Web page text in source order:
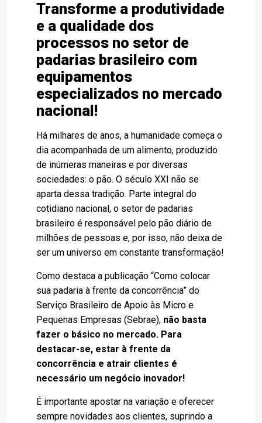
Transforme a produtividade
e a qualidade dos
processos no setor de
padarias brasileiro com
equipamentos
especializados no mercado
nacional!
Há milhares de anos, a humanidade começa o
dia acompanhada de um alimento, produzido
de inúmeras maneiras e por diversas
sociedades: o pão. O século XXI não se
aparta dessa tradição. Parte integral do
cotidiano nacional, o setor de padarias
brasileiro é responsável pelo pão diário de
milhões de pessoas e, por isso, não deixa de
ser um universo em constante transformação!
Como destaca a publicação “Como colocar
sua padaria à frente da concorrência” do
Serviço Brasileiro de Apoio às Micro e
Pequenas Empresas (Sebrae), não basta
fazer o básico no mercado. Para
destacar-se, estar à frente da
concorrência e atrair clientes é
necessário um negócio inovador!
É importante apostar na variação e oferecer
sempre novidades aos clientes, suprindo a